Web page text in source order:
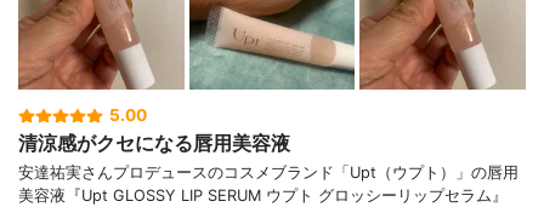
5.00
清涼感がクセになる唇用美容液
安達祐実さんプロデュースのコスメブランド「Upt（ウプト）」の唇用
美容液『Upt GLOSSY LIP SERUM ウプト グロッシーリップセラム』